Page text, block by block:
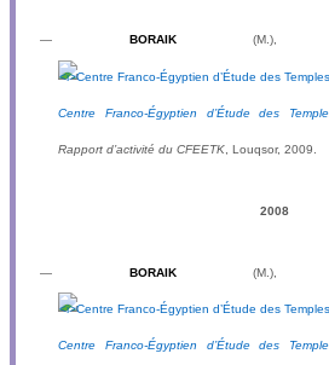
— BORAIK
Centre Franco-Égyptien d’Étude des
Rapport d’activité du CFEETK , Louqsor, 2009.
2008
— BORAIK
Centre Franco-Égyptien d’Étude des